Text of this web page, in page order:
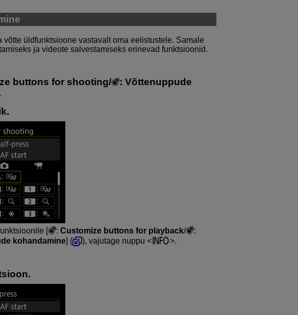
võtte üldfunktsioone vastavalt oma eelistustele. Samale
ja videote salvestamiseks erinevad funktsioonid.
buttons for shooting/ : Võttenuppude
[ : Customize buttons for playback/
:
kohandamine] ( ), vajutage nuppu .